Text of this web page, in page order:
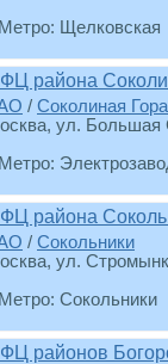
Метро: Щелковская
района
/ Соколиная Гора
ул. Большая
Метро:
района
/ Сокольники
ул.
Метро: Сокольники
районов